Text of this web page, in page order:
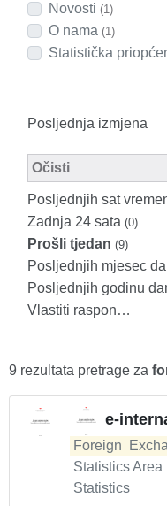
Novosti (1)
O nama (1)
Statistička
Posljednja izmjena
OčistiModified Facet
Posljednjih sat
Zadnja 24 sata (0)
Prošli tjedan (9)
Posljednjih mjesec
Posljednjih godinu
Vlastiti raspon…
9 rezultata pretrage za
e-
Foreign
Statistics Area
Statistics